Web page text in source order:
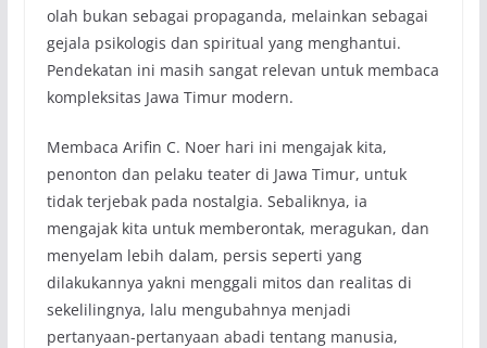
olah bukan sebagai propaganda, melainkan sebagai
gejala psikologis dan spiritual yang menghantui.
Pendekatan ini masih sangat relevan untuk membaca
kompleksitas Jawa Timur modern.
Membaca Arifin C. Noer hari ini mengajak kita,
penonton dan pelaku teater di Jawa Timur, untuk
tidak terjebak pada nostalgia. Sebaliknya, ia
mengajak kita untuk memberontak, meragukan, dan
menyelam lebih dalam, persis seperti yang
dilakukannya yakni menggali mitos dan realitas di
sekelilingnya, lalu mengubahnya menjadi
pertanyaan-pertanyaan abadi tentang manusia,